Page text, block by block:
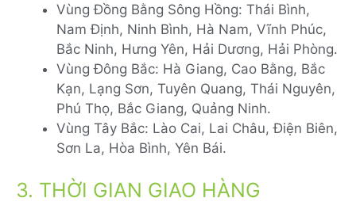
Vùng Đồng Bằng Sông Hồng: Thái Bình,
Nam Định, Ninh Bình, Hà Nam, Vĩnh Phúc,
Bắc Ninh, Hưng Yên, Hải Dương, Hải Phòng.
Vùng Đông Bắc: Hà Giang, Cao Bằng, Bắc
Kạn, Lạng Sơn, Tuyên Quang, Thái Nguyên,
Phú Thọ, Bắc Giang, Quảng Ninh.
Vùng Tây Bắc: Lào Cai, Lai Châu, Điện Biên,
Sơn La, Hòa Bình, Yên Bái.
3. THỜI GIAN GIAO HÀNG